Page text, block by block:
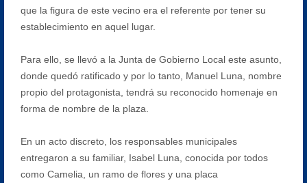
que la figura de este vecino era el referente por tener su
establecimiento en aquel lugar.
Para ello, se llevó a la Junta de Gobierno Local este asunto,
donde quedó ratificado y por lo tanto, Manuel Luna, nombre
propio del protagonista, tendrá su reconocido homenaje en
forma de nombre de la plaza.
En un acto discreto, los responsables municipales
entregaron a su familiar, Isabel Luna, conocida por todos
como Camelia, un ramo de flores y una placa